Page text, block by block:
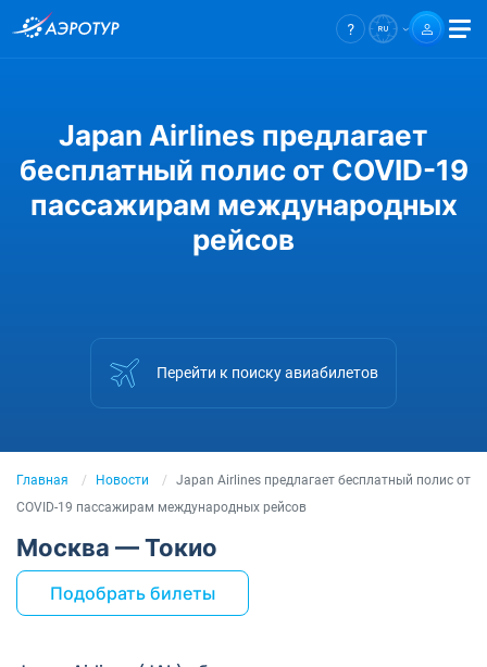
Japan Airlines предлагает
бесплатный полис от COVID-19
пассажирам международных
рейсов
Перейти к поиску авиабилетов
Главная Новости
Japan Airlines предлагает бесплатный полис от
COVID-19 пассажирам международных рейсов
Москва — Токио
Подобрать билеты